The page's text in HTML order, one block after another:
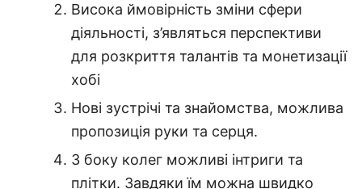
Висока ймовірність зміни сфери
діяльності, з’являться перспективи
для розкриття талантів та монетизації
хобі
Нові зустрічі та знайомства, можлива
пропозиція руки та серця.
З боку колег можливі інтриги та
плітки. Завдяки їм можна швидко